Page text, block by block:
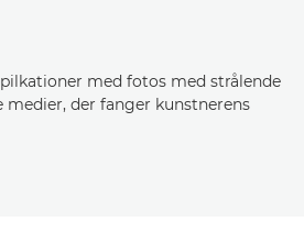
med fotos med strålende
der fanger kunstnerens